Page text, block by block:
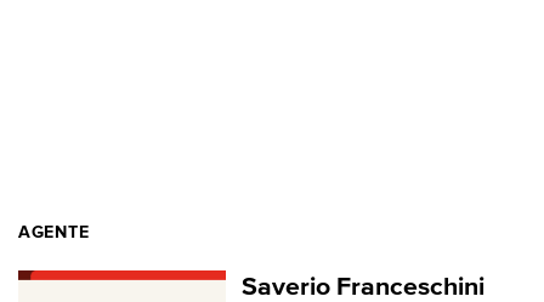
AGENTE
Saverio Franceschini